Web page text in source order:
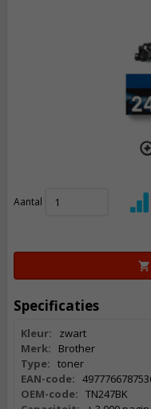
Aantal
Specificaties
Kleur:
zwart
Merk:
Brother
Type: toner
EAN-code:
OEM-code: TN247BK